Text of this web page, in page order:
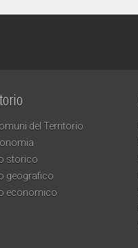
del Territorio
storico
geografico
economico